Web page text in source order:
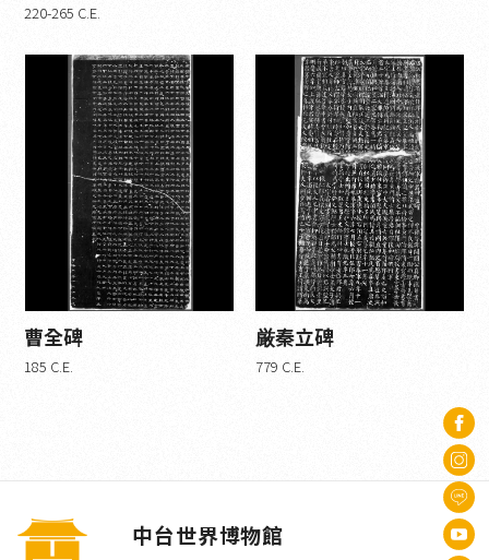
220-265 C.E.
曹全碑
185 C.E.
厳秦立碑
779 C.E.
中台世界博物館